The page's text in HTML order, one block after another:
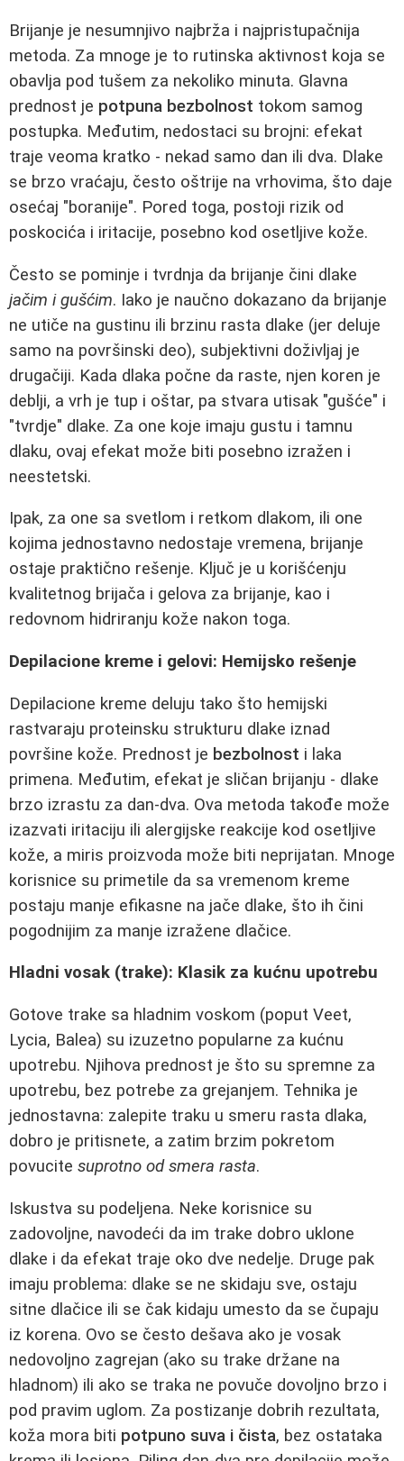
Brijanje je nesumnjivo najbrža i najpristupačnija
metoda. Za mnoge je to rutinska aktivnost koja se
obavlja pod tušem za nekoliko minuta. Glavna
prednost je potpuna bezbolnost tokom samog
postupka. Međutim, nedostaci su brojni: efekat
traje veoma kratko - nekad samo dan ili dva. Dlake
se brzo vraćaju, često oštrije na vrhovima, što daje
osećaj "boranije". Pored toga, postoji rizik od
poskocića i iritacije, posebno kod osetljive kože.
Često se pominje i tvrdnja da brijanje čini dlake
jačim i gušćim. Iako je naučno dokazano da brijanje
ne utiče na gustinu ili brzinu rasta dlake (jer deluje
samo na površinski deo), subjektivni doživljaj je
drugačiji. Kada dlaka počne da raste, njen koren je
deblji, a vrh je tup i oštar, pa stvara utisak "gušće" i
"tvrdje" dlake. Za one koje imaju gustu i tamnu
dlaku, ovaj efekat može biti posebno izražen i
neestetski.
Ipak, za one sa svetlom i retkom dlakom, ili one
kojima jednostavno nedostaje vremena, brijanje
ostaje praktično rešenje. Ključ je u korišćenju
kvalitetnog brijača i gelova za brijanje, kao i
redovnom hidriranju kože nakon toga.
Depilacione kreme i gelovi: Hemijsko rešenje
Depilacione kreme deluju tako što hemijski
rastvaraju proteinsku strukturu dlake iznad
površine kože. Prednost je bezbolnost i laka
primena. Međutim, efekat je sličan brijanju - dlake
brzo izrastu za dan-dva. Ova metoda takođe može
izazvati iritaciju ili alergijske reakcije kod osetljive
kože, a miris proizvoda može biti neprijatan. Mnoge
korisnice su primetile da sa vremenom kreme
postaju manje efikasne na jače dlake, što ih čini
pogodnijim za manje izražene dlačice.
Hladni vosak (trake): Klasik za kućnu upotrebu
Gotove trake sa hladnim voskom (poput Veet,
Lycia, Balea) su izuzetno popularne za kućnu
upotrebu. Njihova prednost je što su spremne za
upotrebu, bez potrebe za grejanjem. Tehnika je
jednostavna: zalepite traku u smeru rasta dlaka,
dobro je pritisnete, a zatim brzim pokretom
povucite suprotno od smera rasta.
Iskustva su podeljena. Neke korisnice su
zadovoljne, navodeći da im trake dobro uklone
dlake i da efekat traje oko dve nedelje. Druge pak
imaju problema: dlake se ne skidaju sve, ostaju
sitne dlačice ili se čak kidaju umesto da se čupaju
iz korena. Ovo se često dešava ako je vosak
nedovoljno zagrejan (ako su trake držane na
hladnom) ili ako se traka ne povuče dovoljno brzo i
pod pravim uglom. Za postizanje dobrih rezultata,
koža mora biti potpuno suva i čista, bez ostataka